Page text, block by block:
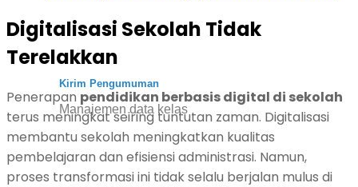
Kirim Pengumuman
Manajemen data kelas
Digitalisasi Sekolah Tidak
Terelakkan
Penerapan pendidikan berbasis digital di sekolah
terus meningkat seiring tuntutan zaman. Digitalisasi
membantu sekolah meningkatkan kualitas
pembelajaran dan efisiensi administrasi. Namun,
proses transformasi ini tidak selalu berjalan mulus di